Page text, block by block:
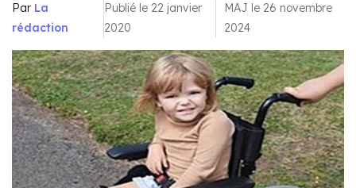
Par La
rédaction
Publié le 22 janvier
2020
MAJ le 26 novembre
2024